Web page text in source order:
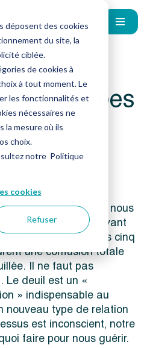
déposent des cookies
du site, la
ciblée.
de cookies à
à tout moment. Le
les fonctionnalités et
nécessaires ne
la mesure où ils
choix.
notre Politique
cookies
Refuser
les étapes
à la
?
au deuil, la société nous
fort », « d’aller de l’avant
méconnaissance des cinq
une confusion totale
Il ne faut pas
Le deuil est un «
» indispensable au
nouveau type de relation
est inconscient, notre
faire pour nous guérir.